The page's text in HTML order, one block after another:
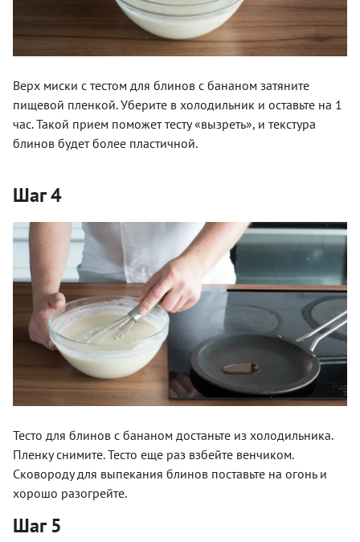
Верх миски с тестом для блинов с бананом затяните
пищевой пленкой. Уберите в холодильник и оставьте на 1
час. Такой прием поможет тесту «вызреть», и текстура
блинов будет более пластичной.
Шаг 4
Тесто для блинов с бананом достаньте из холодильника.
Пленку снимите. Тесто еще раз взбейте венчиком.
Сковороду для выпекания блинов поставьте на огонь и
хорошо разогрейте.
Шаг 5